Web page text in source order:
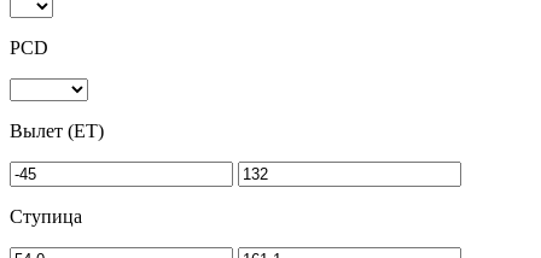
PCD
Вылет (ET)
Ступица